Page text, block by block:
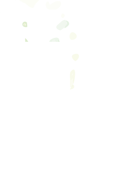
dla dzieci i